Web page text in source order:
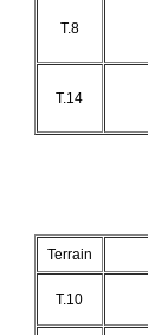
T.8
T.14
Terrain
T.10